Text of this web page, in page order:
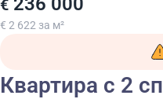
€
€ 2 622 за м²
Квартира с 2